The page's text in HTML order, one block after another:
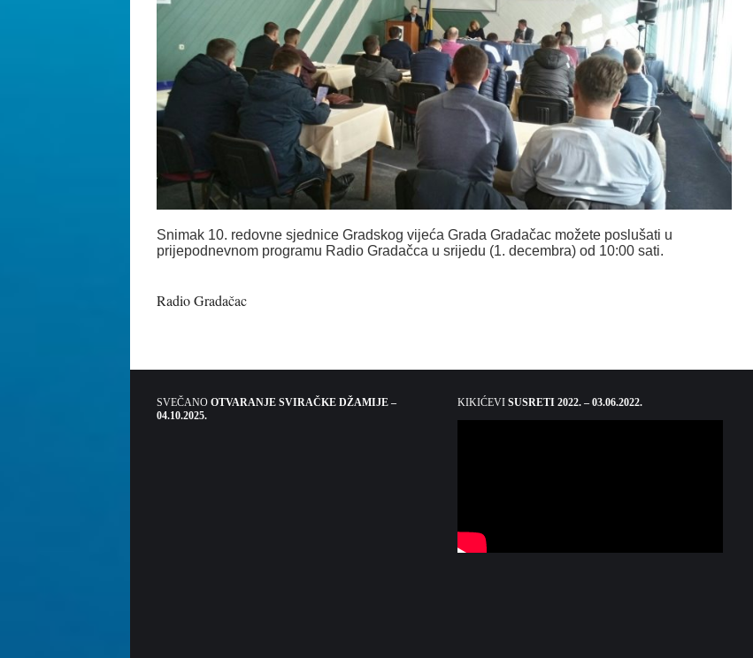
Snimak 10. redovne sjednice Gradskog vijeća Grada Gradačac možete poslušati u
prijepodnevnom programu Radio Gradačca u srijedu (1. decembra) od 10:00 sati.
Radio Gradačac
SVEČANO OTVARANJE SVIRAČKE DŽAMIJE –
04.10.2025.
KIKIĆEVI SUSRETI 2022. – 03.06.2022.